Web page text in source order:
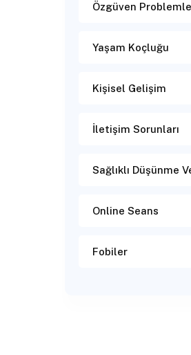
Özgüven
Yaşam Koçluğu
Kişisel Gelişim
İletişim Sorunları
Sağlıklı Düşünme
Online Seans
Fobiler